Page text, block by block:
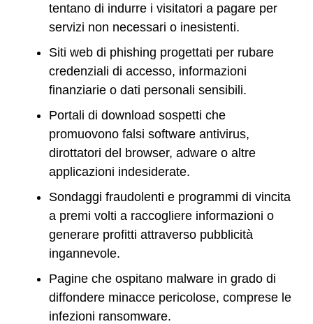
tentano di indurre i visitatori a pagare per
servizi non necessari o inesistenti.
Siti web di phishing progettati per rubare
credenziali di accesso, informazioni
finanziarie o dati personali sensibili.
Portali di download sospetti che
promuovono falsi software antivirus,
dirottatori del browser, adware o altre
applicazioni indesiderate.
Sondaggi fraudolenti e programmi di vincita
a premi volti a raccogliere informazioni o
generare profitti attraverso pubblicità
ingannevole.
Pagine che ospitano malware in grado di
diffondere minacce pericolose, comprese le
infezioni ransomware.